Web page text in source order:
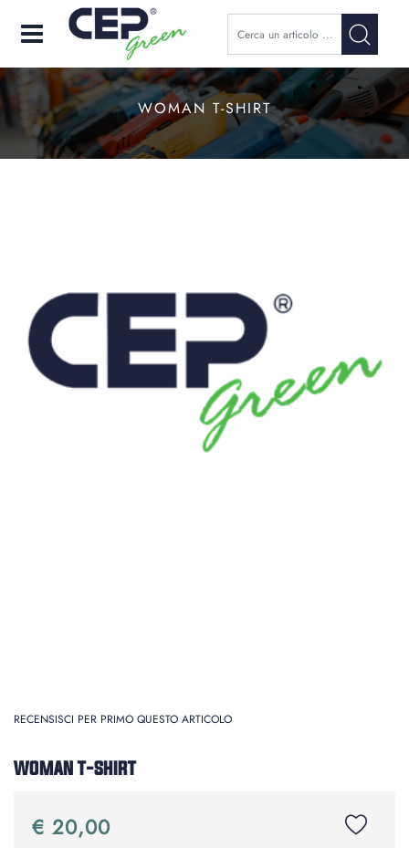
Open
WOMAN T-SHIRT
RECENSISCI PER PRIMO QUESTO ARTICOLO
WOMAN T-SHIRT
€ 20,00